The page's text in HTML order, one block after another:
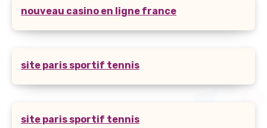
nouveau casino en ligne france
site paris sportif tennis
site paris sportif tennis